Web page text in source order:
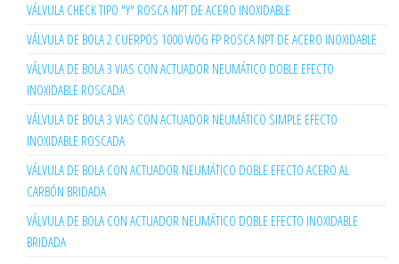
VÁLVULA CHECK TIPO "Y" ROSCA NPT DE ACERO INOXIDABLE
VÁLVULA DE BOLA 2 CUERPOS 1000 WOG FP ROSCA NPT DE ACERO INOXIDABLE
VÁLVULA DE BOLA 3 VIAS CON ACTUADOR NEUMÁTICO DOBLE EFECTO
INOXIDABLE ROSCADA
VÁLVULA DE BOLA 3 VIAS CON ACTUADOR NEUMÁTICO SIMPLE EFECTO
INOXIDABLE ROSCADA
VÁLVULA DE BOLA CON ACTUADOR NEUMÁTICO DOBLE EFECTO ACERO AL
CARBÓN BRIDADA
VÁLVULA DE BOLA CON ACTUADOR NEUMÁTICO DOBLE EFECTO INOXIDABLE
BRIDADA